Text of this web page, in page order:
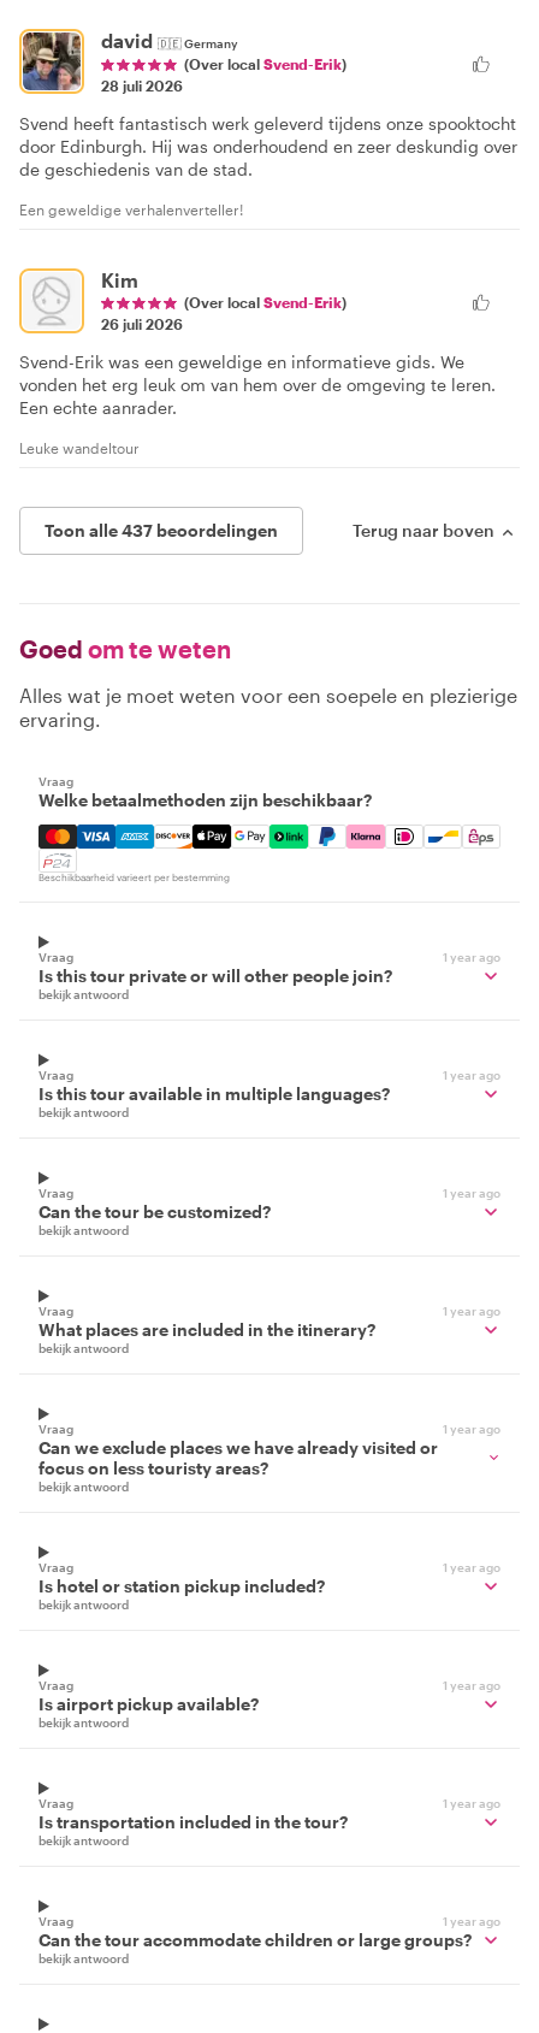
david 🇩🇪Germany
(Over local Svend-Erik)
28 juli 2026
Svend heeft fantastisch werk geleverd tijdens onze spooktocht
door Edinburgh. Hij was onderhoudend en zeer deskundig over
de geschiedenis van de stad.
Een geweldige verhalenverteller!
Kim
(Over local Svend-Erik)
26 juli 2026
Svend-Erik was een geweldige en informatieve gids. We
vonden het erg leuk om van hem over de omgeving te leren.
Een echte aanrader.
Leuke wandeltour
Toon alle 437 beoordelingen Terug naar boven
Goed om te weten
Alles wat je moet weten voor een soepele en plezierige
ervaring.
Vraag
Welke betaalmethoden zijn beschikbaar?
Mastercard, Visa, Amex, Discover, Apple Pay, Google
Beschikbaarheid varieert per bestemming
Vraag 1 year ago
Is this tour private or will other people join?
bekijk antwoord
Vraag 1 year ago
Is this tour available in multiple languages?
bekijk antwoord
Vraag 1 year ago
Can the tour be customized?
bekijk antwoord
Vraag 1 year ago
What places are included in the itinerary?
bekijk antwoord
Vraag 1 year ago
Can we exclude places we have already visited or
focus on less touristy areas?
bekijk antwoord
Vraag 1 year ago
Is hotel or station pickup included?
bekijk antwoord
Vraag 1 year ago
Is airport pickup available?
bekijk antwoord
Vraag 1 year ago
Is transportation included in the tour?
bekijk antwoord
Vraag 1 year ago
Can the tour accommodate children or large groups?
bekijk antwoord